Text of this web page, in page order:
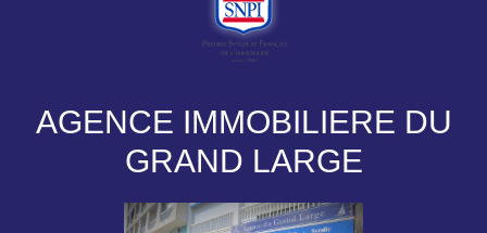
AGENCE IMMOBILIERE DU
GRAND LARGE